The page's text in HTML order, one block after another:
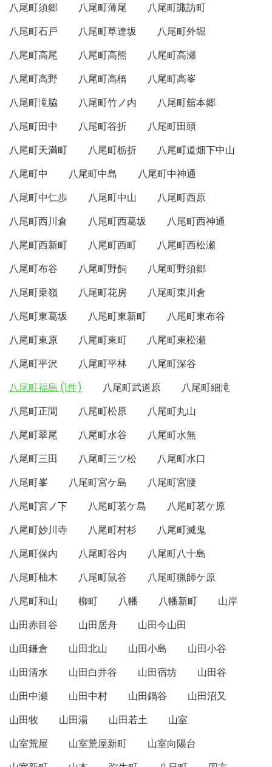
八尾町須郷
八尾町薄尾
八尾町諏訪町
八尾町石戸
八尾町草連坂
八尾町外堀
八尾町高尾
八尾町高熊
八尾町高瀬
八尾町高野
八尾町高橋
八尾町高峯
八尾町滝脇
八尾町竹ノ内
八尾町舘本郷
八尾町田中
八尾町谷折
八尾町田頭
八尾町天満町
八尾町栃折
八尾町道畑下中山
八尾町中
八尾町中島
八尾町中神通
八尾町中仁歩
八尾町中山
八尾町西原
八尾町西川倉
八尾町西葛坂
八尾町西神通
八尾町西新町
八尾町西町
八尾町西松瀬
八尾町布谷
八尾町野飼
八尾町野須郷
八尾町乗嶺
八尾町花房
八尾町東川倉
八尾町東葛坂
八尾町東新町
八尾町東布谷
八尾町東原
八尾町東町
八尾町東松瀬
八尾町平沢
八尾町平林
八尾町深谷
八尾町福島 (1件)
八尾町武道原
八尾町細滝
八尾町正間
八尾町松原
八尾町丸山
八尾町翠尾
八尾町水谷
八尾町水無
八尾町三田
八尾町三ツ松
八尾町水口
八尾町峯
八尾町宮ケ島
八尾町宮腰
八尾町宮ノ下
八尾町茗ケ島
八尾町茗ケ原
八尾町妙川寺
八尾町村杉
八尾町滅鬼
八尾町保内
八尾町谷内
八尾町八十島
八尾町柚木
八尾町鼠谷
八尾町猟師ケ原
八尾町和山
柳町 八幡 八幡新町
山岸
山田赤目谷
山田居舟
山田今山田
山田鎌倉
山田北山 山田小島
山田小谷
山田清水
山田白井谷 山田宿坊
山田谷
山田中瀬
山田中村 山田鍋谷
山田沼又
山田牧
山田湯 山田若土
山室
山室荒屋
山室荒屋新町
山室向陽台